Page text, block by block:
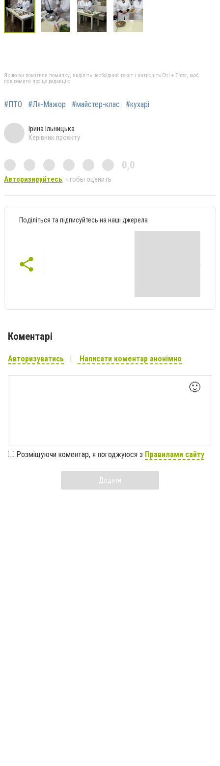
Якщо ви помітили помилку, виділіть необхідний текст і натисніть Ctrl + Enter, щоб
повідомити про це редакцію
#ПТО #Ля-Мажор #майстер-клас #кухарі
Ірина Ільницька
Керівник проєкту
0,0
Авторизируйтесь, чтобы оценить
Поділіться та підписуйтесь на наші джерела
Коментарі
Авторизуватись Написати коментар анонімно
🙂
Розміщуючи коментар, я погоджуюся з Правилами сайту
Додати